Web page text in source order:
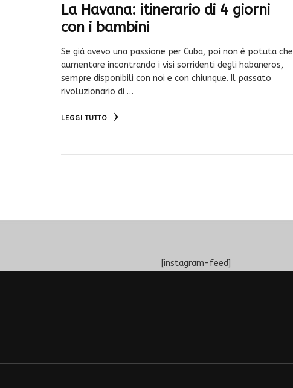
La Havana: itinerario di 4 giorni
con i bambini
Se già avevo una passione per Cuba, poi non è potuta che
aumentare incontrando i visi sorridenti degli habaneros,
sempre disponibili con noi e con chiunque. Il passato
rivoluzionario di …
LEGGI TUTTO
[instagram-feed]